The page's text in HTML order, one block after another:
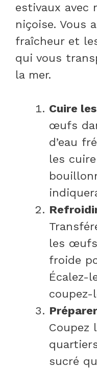
estivaux avec
niçoise. Vous
fraîcheur et
qui vous
la mer.
Cuire
œufs
d’eau
les
les œufs
froide
Écalez-
coupez-
Coupez
sucré